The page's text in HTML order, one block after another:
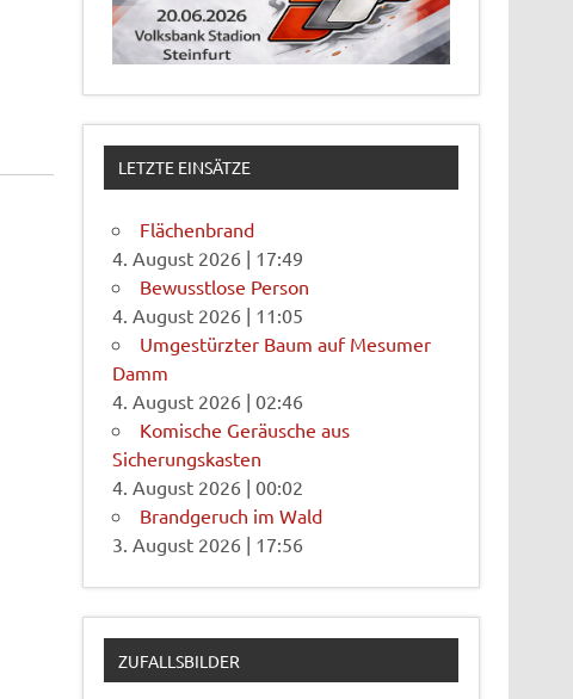
LETZTE EINSÄTZE
Flächenbrand
4. August 2026 | 17:49
Bewusstlose Person
4. August 2026 | 11:05
Umgestürzter Baum auf Mesumer
Damm
4. August 2026 |02:46
Komische Geräusche aus
Sicherungskasten
4. August 2026 |00:02
Brandgeruch im Wald
3. August 2026 | 17:56
ZUFALLSBILDER